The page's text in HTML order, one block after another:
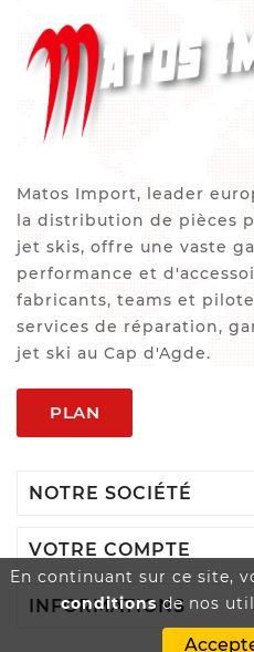
En continuant sur ce site,
conditionsde nos
Matos Import, leader
la distribution de pièces
jet skis, offre une vaste
performance et
fabricants, teams et
services de réparation,
jet ski au Cap d'Agde.
PLAN
NOTRE SOCIÉTÉ
VOTRE COMPTE
INFORMATIONS